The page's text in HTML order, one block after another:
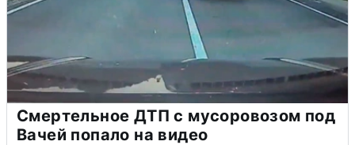
Смертельное ДТП с мусоровозом под
Вачей попало на видео